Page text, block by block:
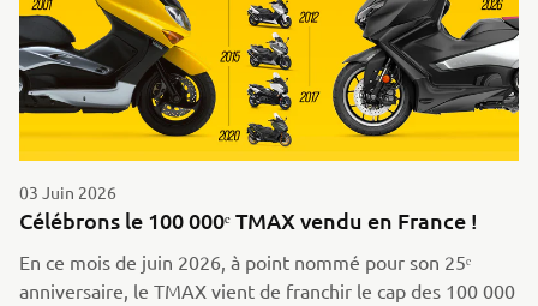
03 Juin 2026
Célébrons le 100 000ᵉ TMAX vendu en France !
En ce mois de juin 2026, à point nommé pour son 25ᵉ
anniversaire, le TMAX vient de franchir le cap des 100 000